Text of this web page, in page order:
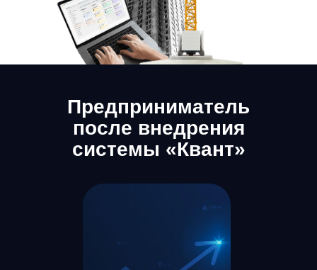
Предприниматель
после внедрения
системы «Квант»